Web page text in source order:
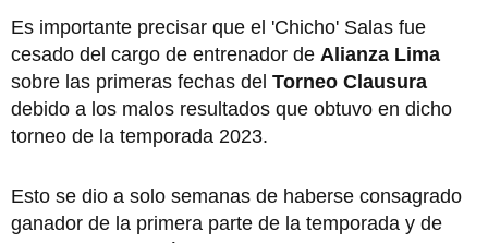
Es importante precisar que el 'Chicho' Salas fue
cesado del cargo de entrenador de Alianza Lima
sobre las primeras fechas del Torneo Clausura
debido a los malos resultados que obtuvo en dicho
torneo de la temporada 2023.
Esto se dio a solo semanas de haberse consagrado
ganador de la primera parte de la temporada y de